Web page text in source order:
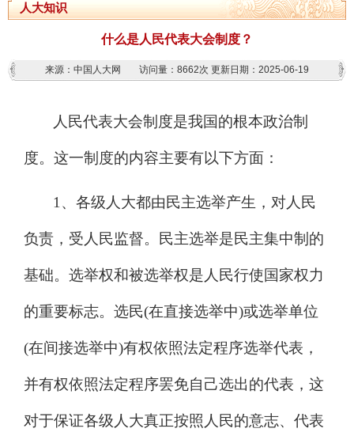
人大知识
什么是人民代表大会制度？
来源：中国人大网 访问量： 8662次 更新日期：2025-06-19
人民代表大会制度是我国的根本政治制
度。这一制度的内容主要有以下方面：
1、各级人大都由民主选举产生，对人民
负责，受人民监督。民主选举是民主集中制的
基础。选举权和被选举权是人民行使国家权力
的重要标志。选民(在直接选举中)或选举单位
(在间接选举中)有权依照法定程序选举代表，
并有权依照法定程序罢免自己选出的代表，这
对于保证各级人大真正按照人民的意志、代表